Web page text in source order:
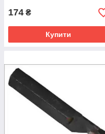
174 ₴
Купити